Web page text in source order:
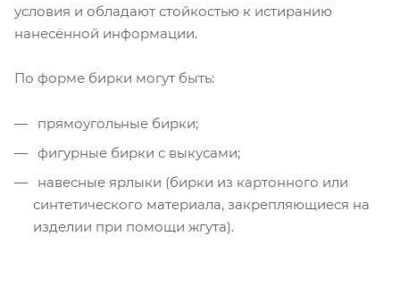
условия и обладают стойкостью к истиранию
нанесённой информации.
По форме бирки могут быть:
прямоугольные бирки;
фигурные бирки с выкусами;
навесные ярлыки (бирки из картонного или
синтетического материала, закрепляющиеся на
изделии при помощи жгута).